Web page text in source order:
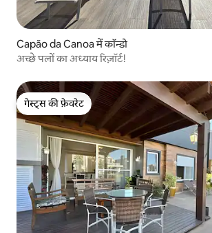
Capão da Canoa में कॉन्डो
अच्छे पलों का अध्याय रिज़ॉर्ट!
गेस्ट्स की फ़ेवरेट
गेस्ट्स की फ़ेवरेट